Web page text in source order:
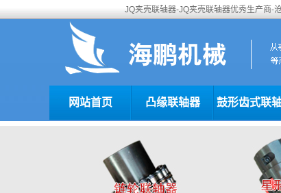
JQ夹壳联轴器-JQ夹壳联轴器优秀生产商-
网站首页 凸缘联轴器 鼓形齿式联